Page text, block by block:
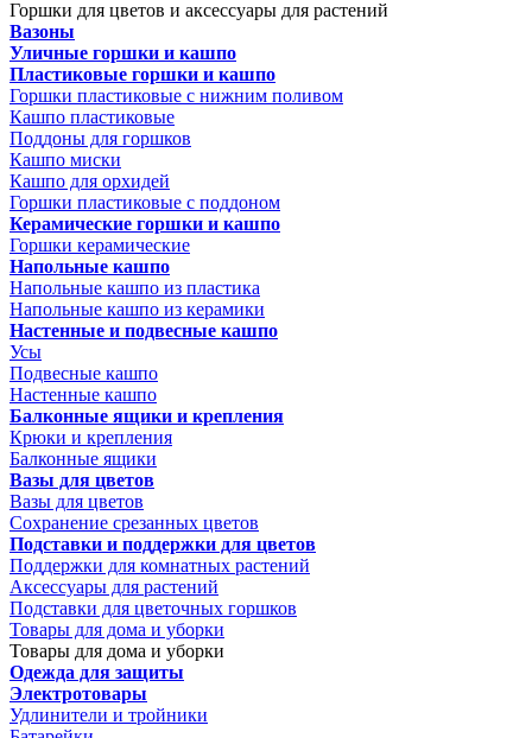
Горшки для цветов и аксессуары для растений
Вазоны
Уличные горшки и кашпо
Пластиковые горшки и кашпо
Горшки пластиковые с нижним поливом
Кашпо пластиковые
Поддоны для горшков
Кашпо миски
Кашпо для орхидей
Горшки пластиковые с поддоном
Керамические горшки и кашпо
Горшки керамические
Напольные кашпо
Напольные кашпо из пластика
Напольные кашпо из керамики
Настенные и подвесные кашпо
Усы
Подвесные кашпо
Настенные кашпо
Балконные ящики и крепления
Крюки и крепления
Балконные ящики
Вазы для цветов
Вазы для цветов
Сохранение срезанных цветов
Подставки и поддержки для цветов
Поддержки для комнатных растений
Аксессуары для растений
Подставки для цветочных горшков
Товары для дома и уборки
Товары для дома и уборки
Одежда для защиты
Электротовары
Удлинители и тройники